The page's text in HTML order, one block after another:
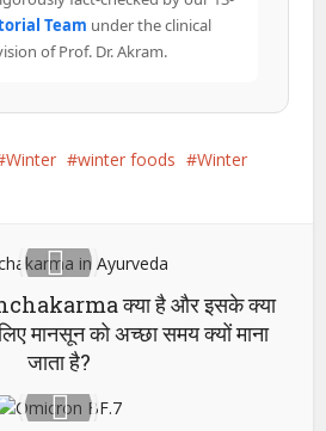
Team under the clinical
of Prof. Dr. Akram.
Winter winter foods
Winter
क्या है और इसके क्या
मानसून को अच्छा समय क्यों माना
जाता है?